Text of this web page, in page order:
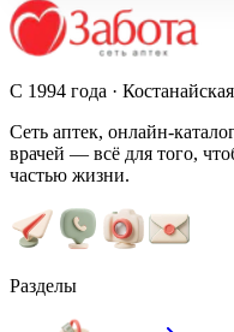
С 1994 года ·
Сеть аптек, онлайн-
врачей — всё для того,
частью жизни.
Разделы